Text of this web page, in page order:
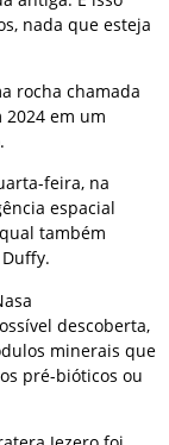
nada que esteja
rocha chamada
2024 em um
feira, na
espacial
também
descoberta,
minerais que
pré-bióticos ou